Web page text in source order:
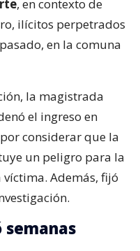
, en contexto de
ilícitos perpetrados
en la comuna
la magistrada
el ingreso en
considerar que la
un peligro para la
Además, fijó
semanas